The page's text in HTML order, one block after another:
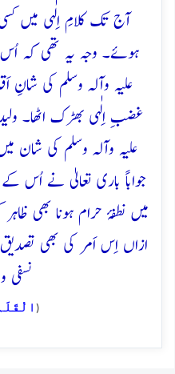
آج تک کلامِ اِلٰہی میں
ہوئے۔ وجہ یہ تھی کہ اُس
علیہ وآلہ وسلم کی شانِ
غضبِ اِلٰہی بھڑک اٹھا۔
علیہ وآلہ وسلم کی شان میں
جواباً باری تعالیٰ نے اُس
میں نطفۂ حرام ہونا بھی
ازاں اِس اَمر کی بھی
نسفی
(